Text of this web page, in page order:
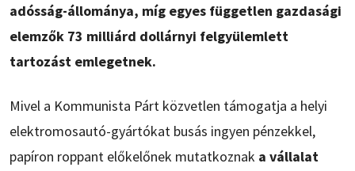
adósság-állománya, míg egyes független gazdasági
elemzők 73 milliárd dollárnyi felgyülemlett
tartozást emlegetnek.
Mivel a Kommunista Párt közvetlen támogatja a helyi
elektromosautó-gyártókat busás ingyen pénzekkel,
papíron roppant előkelőnek mutatkoznak a vállalat